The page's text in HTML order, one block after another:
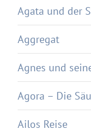
Agata und der
Aggregat
Agnes und
Agora – Die
Ailos Reise